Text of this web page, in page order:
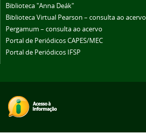
Biblioteca "Anna Deák"
Biblioteca Virtual Pearson – consulta ao acervo
Pergamum – consulta ao acervo
Portal de Periódicos CAPES/MEC
Portal de Periódicos IFSP